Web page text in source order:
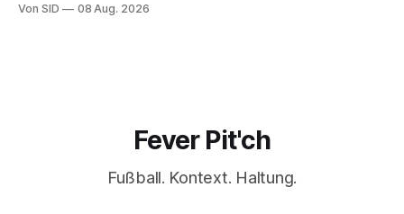
Von SID 08 Aug. 2026
Fever Pit'ch
Fußball. Kontext. Haltung.